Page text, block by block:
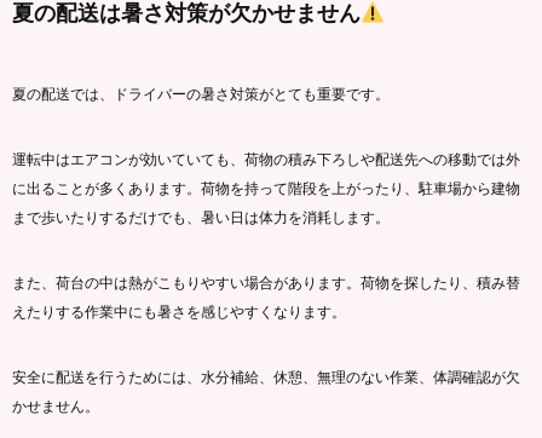
夏の配送は暑さ対策が欠かせません
夏の配送では、ドライバーの暑さ対策がとても重要です。
運転中はエアコンが効いていても、荷物の積み下ろしや配送先への移動では外
に出ることが多くあります。荷物を持って階段を上がったり、駐車場から建物
まで歩いたりするだけでも、暑い日は体力を消耗します。
また、荷台の中は熱がこもりやすい場合があります。荷物を探したり、積み替
えたりする作業中にも暑さを感じやすくなります。
安全に配送を行うためには、水分補給、休憩、無理のない作業、体調確認が欠
かせません。